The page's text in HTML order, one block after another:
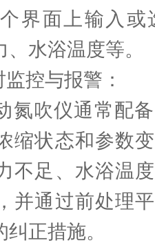
界面上输入
水浴温度等。
控与报警：
吹仪通常配备
缩状态和参数
不足、水浴温
并通过前处理
正措施。